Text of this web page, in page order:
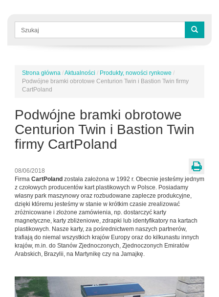
Formularz
wyszukiwania
Jesteś
tutaj
Strona główna /Aktualności / Produkty, nowości rynkowe /
Podwójne bramki obrotowe Centurion Twin i Bastion Twin firmy
CartPoland
Podwójne bramki obrotowe
Centurion Twin i Bastion Twin
firmy CartPoland
08/06/2018
Firma CartPoland została założona w 1992 r. Obecnie jesteśmy jednym
z czołowych producentów kart plastikowych w Polsce. Posiadamy
własny park maszynowy oraz rozbudowane zaplecze produkcyjne,
dzięki któremu jesteśmy w stanie w krótkim czasie zrealizować
zróżnicowane i złożone zamówienia, np. dostarczyć karty
magnetyczne, karty zbliżeniowe, zdrapki lub identyfikatory na kartach
plastikowych. Nasze karty, za pośrednictwem naszych partnerów,
trafiają do niemal wszystkich krajów Europy oraz do kilkunastu innych
krajów, m.in. do Stanów Zjednoczonych, Zjednoczonych Emiratów
Arabskich, Brazylii, na Martynikę czy na Jamajkę.